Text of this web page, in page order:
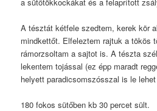
A tésztát kétfele szedtem, kerek kör
mindkettőt. Elfeleztem rajtuk a tökös
rámorzsoltam a sajtot is. A tészta
lekentem tojással (ez épp maradt
helyett paradicsomszósszal is le
180 fokos sütőben kb 30 percet sült.